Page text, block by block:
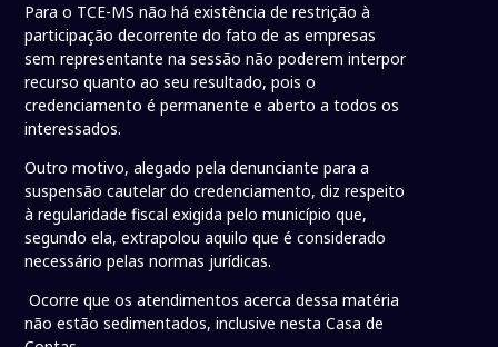
Para o TCE-MS não há existência de restrição à
participação decorrente do fato de as empresas
sem representante na sessão não poderem interpor
recurso quanto ao seu resultado, pois o
credenciamento é permanente e aberto a todos os
interessados.
Outro motivo, alegado pela denunciante para a
suspensão cautelar do credenciamento, diz respeito
à regularidade fiscal exigida pelo município que,
segundo ela, extrapolou aquilo que é considerado
necessário pelas normas jurídicas.
Ocorre que os atendimentos acerca dessa matéria
não estão sedimentados, inclusive nesta Casa de